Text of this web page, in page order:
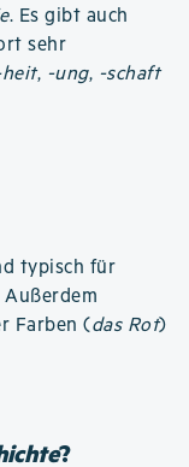
. Es gibt auch
sehr
, -ung, -schaft
typisch für
Farben (das Rot)
?